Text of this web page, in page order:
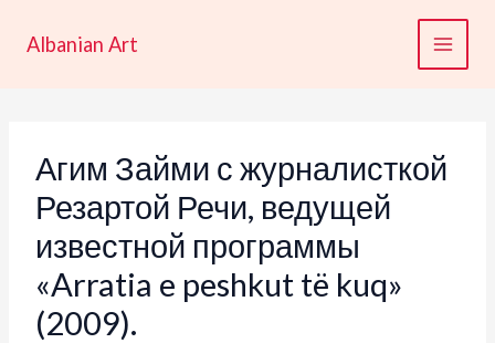
Albanian Art
Агим Займи с журналисткой
Резартой Речи, ведущей
известной программы
«Arratia e peshkut të kuq»
(2009).